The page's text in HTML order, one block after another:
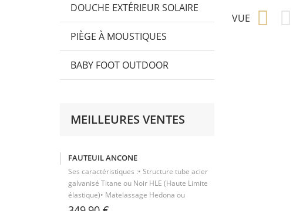
DOUCHE EXTÉRIEUR SOLAIRE
PIÈGE À MOUSTIQUES
BABY FOOT OUTDOOR
MEILLEURES VENTES
FAUTEUIL ANCONE
Ses caractéristiques :• Structure tube acier
galvanisé Titane ou Noir HLE (Haute Limite
élastique)• Matelassage Hedona ou
sumbrella respirant et perméable• Patins en
VUE  